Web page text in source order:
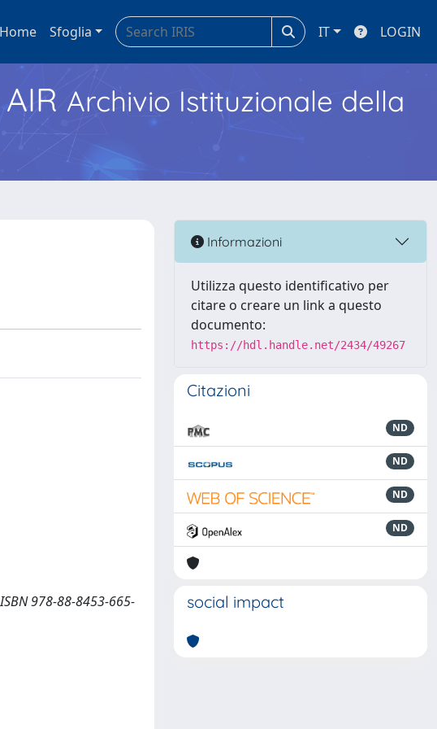
Home Sfoglia IT LOGIN
Archivio Istituzionale della
978-88-8453-665-
Informazioni
Utilizza questo identificativo per
citare o creare un link a questo
documento:
https://hdl.handle.net/2434/49267
Citazioni
ND
ND
ND
ND
social impact